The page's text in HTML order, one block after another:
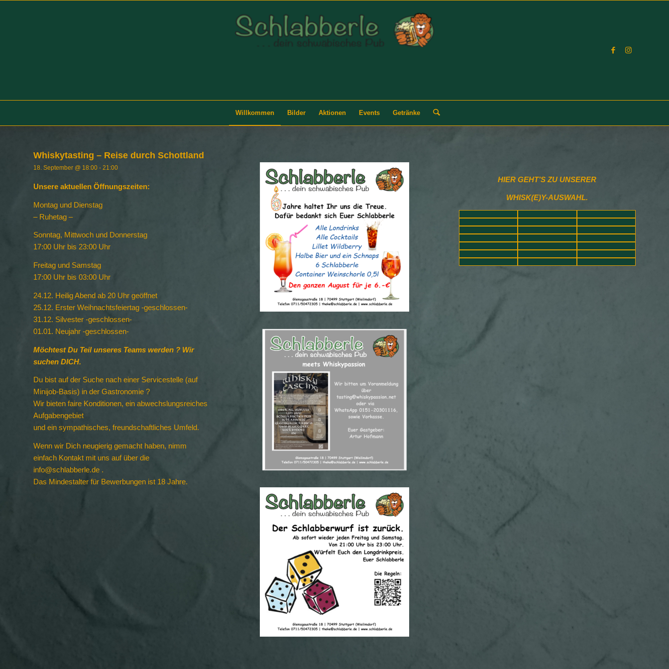
Willkommen Bilder Aktionen Events Getränke
Whiskytasting – Reise durch Schottland
18. September @ 18:00 - 21:00
Unsere aktuellen Öffnungszeiten:
Montag und Dienstag
– Ruhetag –
Sonntag, Mittwoch und Donnerstag
17:00 Uhr bis 23:00 Uhr
Freitag und Samstag
17:00 Uhr bis 03:00 Uhr
24.12. Heilig Abend ab 20 Uhr geöffnet
25.12. Erster Weihnachtsfeiertag -geschlossen-
31.12. Silvester -geschlossen-
01.01. Neujahr -geschlossen-
Möchtest Du Teil unseres Teams werden ? Wir
suchen DICH.
Du bist auf der Suche nach einer Servicestelle (auf
Minijob-Basis) in der Gastronomie ?
Wir bieten faire Konditionen, ein abwechslungsreiches
Aufgabengebiet
und ein sympathisches, freundschaftliches Umfeld.
Wenn wir Dich neugierig gemacht haben, nimm
einfach Kontakt mit uns auf über die
info@schlabberle.de .
Das Mindestalter für Bewerbungen ist 18 Jahre.
HIER GEHT’S ZU UNSERER
WHISK(E)Y-AUSWAHL.